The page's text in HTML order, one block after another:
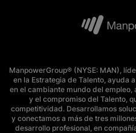
ManpowerGroup® (NYSE: MAN),
en la Estrategia de Talento, ayuda
en el cambiante mundo del
y el compromiso del Talento,
competitividad. Desarrollamos
y conectamos a más de tres
desarrollo profesional, en